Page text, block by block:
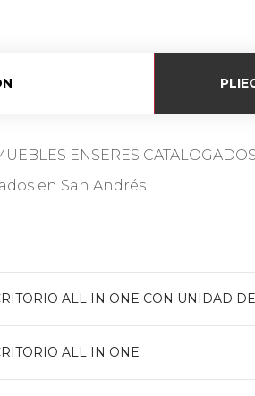
ENSERES
en San Andrés.
ALL IN ONE CON UNIDAD DE
ALL IN ONE